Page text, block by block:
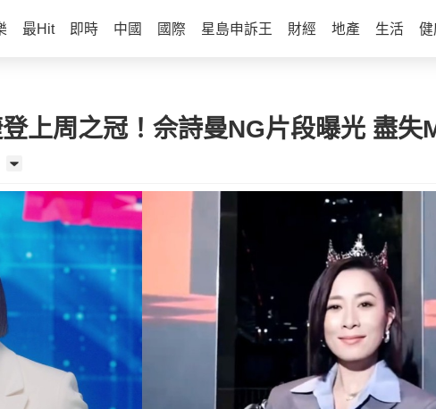
最Hit 即時 中國 國際 星島申訴王 財經 地產 生活 健
上周之冠！佘詩曼NG片段曝光 盡失